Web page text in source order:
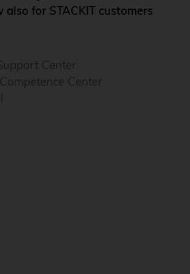
for STACKIT customers
Center
Center